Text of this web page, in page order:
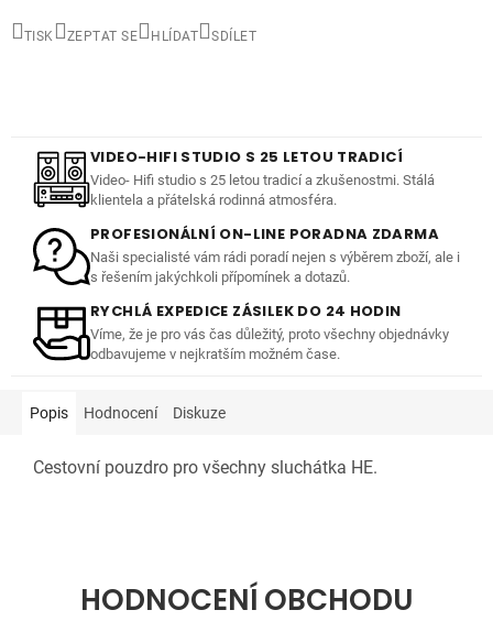
TISK ZEPTAT SE HLÍDAT SDÍLET
VIDEO-HIFI STUDIO S 25 LETOU TRADICÍ
Video- Hifi studio s 25 letou tradicí a zkušenostmi. Stálá
klientela a přátelská rodinná atmosféra.
PROFESIONÁLNÍ ON-LINE PORADNA ZDARMA
Naši specialisté vám rádi poradí nejen s výběrem zboží, ale i
s řešením jakýchkoli přípomínek a dotazů.
RYCHLÁ EXPEDICE ZÁSILEK DO 24 HODIN
Víme, že je pro vás čas důležitý, proto všechny objednávky
odbavujeme v nejkratším možném čase.
Popis Hodnocení Diskuze
Cestovní pouzdro pro všechny sluchátka HE.
HODNOCENÍ OBCHODU